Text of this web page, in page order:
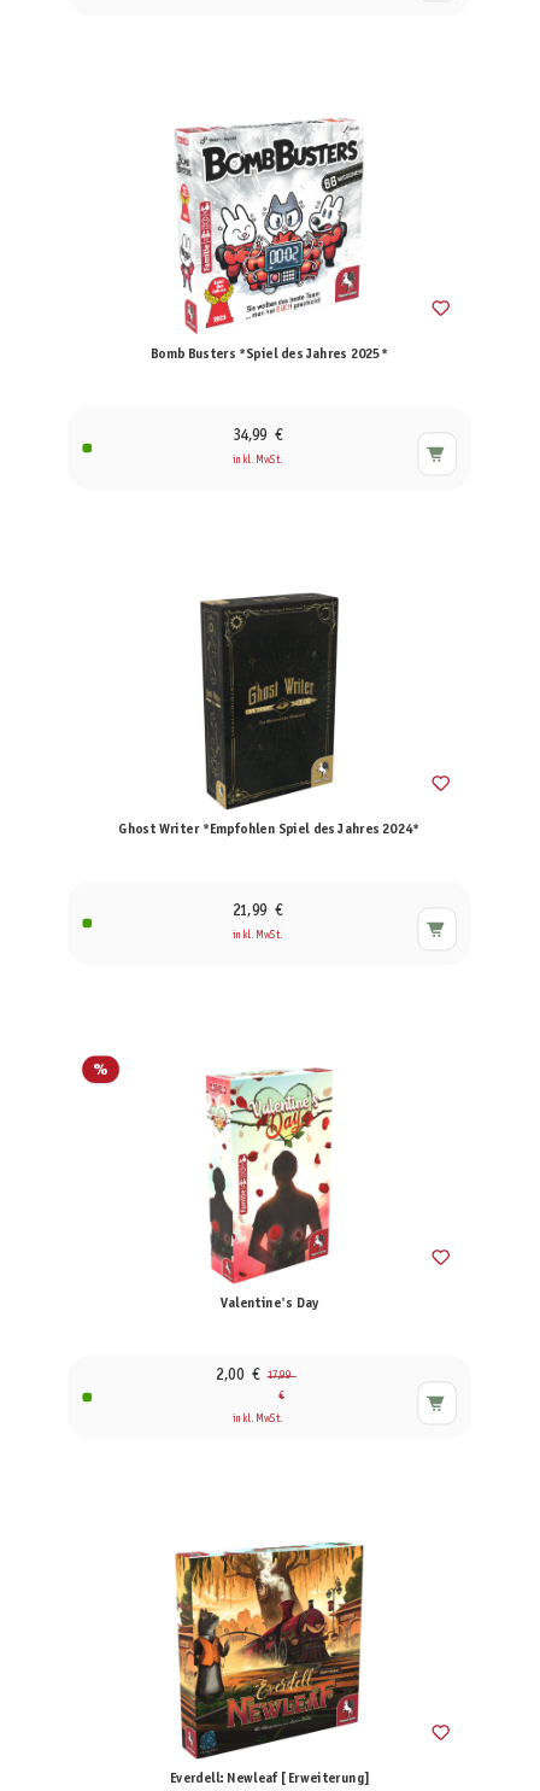
Bomb Busters *Spiel des Jahres 2025*
34,99 €
inkl. MwSt.
Ghost Writer *Empfohlen Spiel des Jahres 2024*
21,99 €
inkl. MwSt.
%
Valentine's Day
2,00 € 17,99
€
inkl. MwSt.
Everdell: Newleaf [Erweiterung]